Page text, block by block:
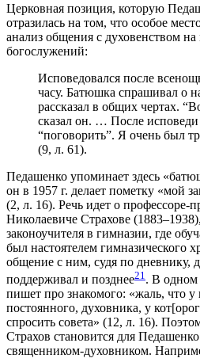
Церковная позиция, которую
отразилась на том, что особое
анализ общения с духовенством
богослужений:
Исповедовался после
часу. Батюшка спрашивал о
рассказал в общих чертах.
сказал он. … После
“поговорить”. Я очень был
(9, л. 61).
Педашенко упоминает здесь
он в 1957 г. делает пометку «мой
(2, л. 16). Речь идет о профессоре-
Николаевиче Страхове
законоучителя в гимназии, где
был настоятелем гимназического
общение с ним, судя по дневнику,
поддерживал и позднее21 . В одном
пишет про знакомого: «жаль, что у
постоянного, духовника, у
спросить совета» (12, л. 16).
Страхов становится для
священником-духовником.